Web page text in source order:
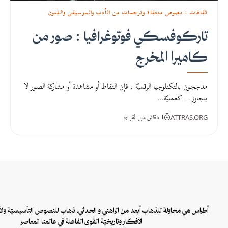
ثقافات : نصوص منتقاة وترجمات من الأدب والموسيقى والفنون
تاركوفسكي فوتوغرافيا : صور من
كاميرا المخرج
مدججون بالتكنلوجيا الرقميّة ، فإن التقاط أو مشاهدة أو مشاركة الصور لا
يتجاوز — كعمليّة…
ATTRAS.ORG 1 دقائق من القراءة
أطراس هي محاولة للذهاب أبعد من الراهني و الحدثي، ذهاب للنصوص التأسيسيّة
الأفكار وتاريخيّة القوى الفاعلة في عالمنا المعاصر